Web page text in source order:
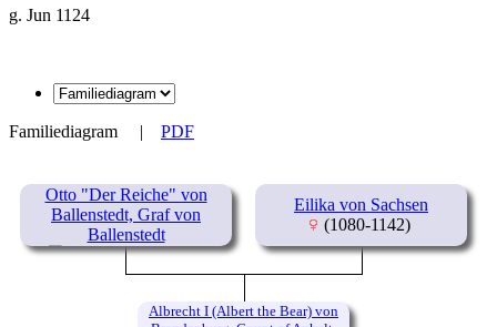
g. Jun 1124
Familiediagram | PDF
Otto "Der Reiche" von
Ballenstedt, Graf von
Ballenstedt
(1075-1123)
Eilika von Sachsen
(1080-1142)
Albrecht I (Albert the Bear) von